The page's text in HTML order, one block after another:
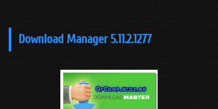
Download Manager 5.11.2.1277